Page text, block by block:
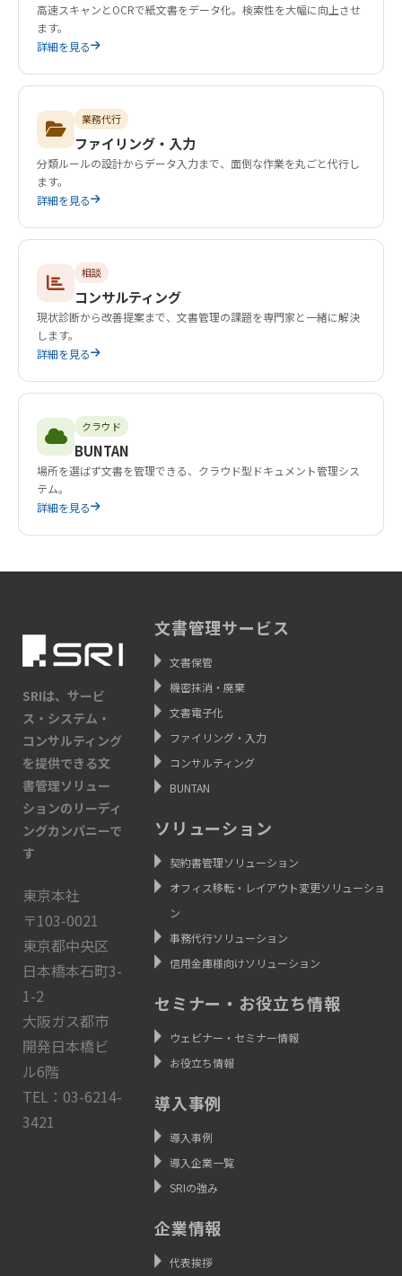
高速スキャンとOCRで紙文書をデータ化。検索性を大幅に向上させ
ます。
詳細を見る
業務代行
ファイリング・入力
分類ルールの設計からデータ入力まで、面倒な作業を丸ごと代行し
ます。
詳細を見る
相談
コンサルティング
現状診断から改善提案まで、文書管理の課題を専門家と一緒に解決
します。
詳細を見る
クラウド
BUNTAN
場所を選ばず文書を管理できる、クラウド型ドキュメント管理シス
テム。
詳細を見る
SRIは、サービ
ス・システム・
コンサルティング
を提供できる文
書管理ソリュー
ションのリーディ
ングカンパニーで
す
東京本社
〒103-0021
東京都中央区
日本橋本石町3-
1-2
大阪ガス都市
開発日本橋ビ
ル6階
TEL：03-6214-
3421
文書管理サービス
文書保管
機密抹消・廃棄
文書電子化
ファイリング・入力
コンサルティング
BUNTAN
ソリューション
契約書管理ソリューション
オフィス移転・レイアウト変更ソリューショ
ン
事務代行ソリューション
信用金庫様向けソリューション
セミナー・お役立ち情報
ウェビナー・セミナー情報
お役立ち情報
導入事例
導入事例
導入企業一覧
SRIの強み
企業情報
代表挨拶